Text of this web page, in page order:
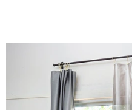
ウッドデッキ
収納
店舗・施設事例
ショールーム
福岡ショールーム
よくある質問
その他
ミラタップと創る家